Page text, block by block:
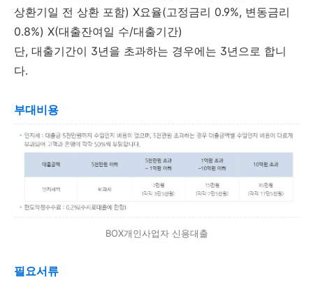
상환기일 전 상환 포함) X요율(고정금리 0.9%, 변동금리
0.8%) X(대출잔여일 수/대출기간)
단, 대출기간이 3년을 초과하는 경우에는 3년으로 합니
다.
부대비용
BOX개인사업자 신용대출
필요서류